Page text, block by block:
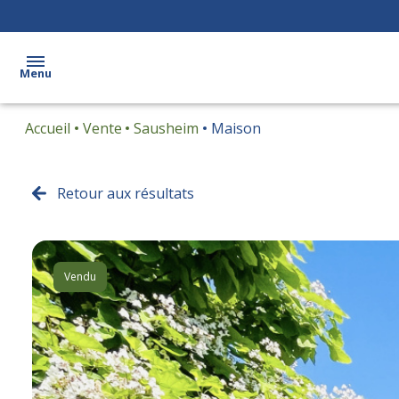
Menu
Vendre
Biens
vendus
Estimation
Contact
Accueil Vente Sausheim Maison
Retour aux résultats
Vendu